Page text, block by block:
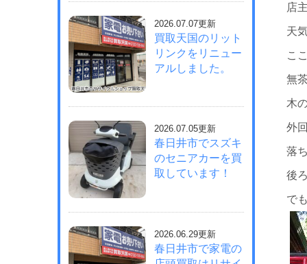
店
天
こ
無
木
外
落
後
で
2026.07.07更新
買取天国のリット
リンクをリニュー
アルしました。
2026.07.05更新
春日井市でスズキ
のセニアカーを買
取しています！
2026.06.29更新
春日井市で家電の